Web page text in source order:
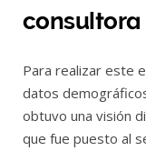
consultora
Para realizar este
datos
obtuvo una visión
que fue puesto al